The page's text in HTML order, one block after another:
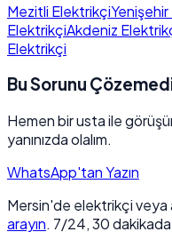
Mezitli Elektrikçi
ElektrikçiAkdeniz
Elektrikçi
Bu Sorunu
Hemen bir usta ile
yanınızda olalım.
WhatsApp'tan Yazın
Mersin'de elektrikçi veya
arayın. 7/24, 30 dakikada